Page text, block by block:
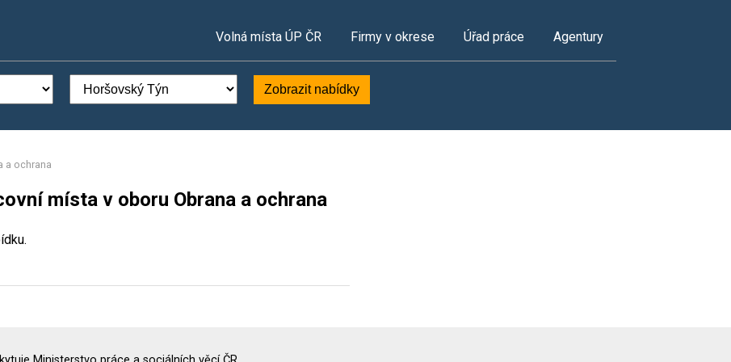
Volná místa ÚP ČR Firmy v okrese Úřad práce Agentury
Zobrazit nabídky
a ochrana
místa v oboru Obrana a ochrana